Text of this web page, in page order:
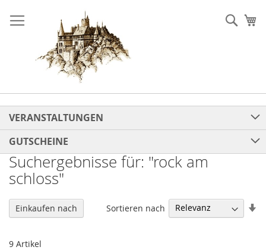
zum
Inhalt
VERANSTALTUNGEN
GUTSCHEINE
Suchergebnisse für: "rock am
schloss"
9 Artikel
Sortieren nach
Einkaufen nach